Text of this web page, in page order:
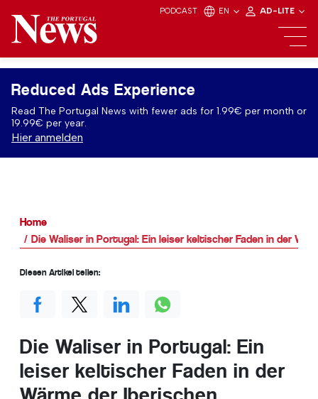
PODCAST EN AD-LITE
Reduced Ads Experience
Read The Portugal News with fewer ads for 1.99€ per month or
19.99€ per year.
Hier anmelden
Home
Die Waliser in Portugal: Ein leiser keltischer Faden in der
Die Waliser in Portugal: Ein
leiser keltischer Faden in der
Diesen Artikel teilen: